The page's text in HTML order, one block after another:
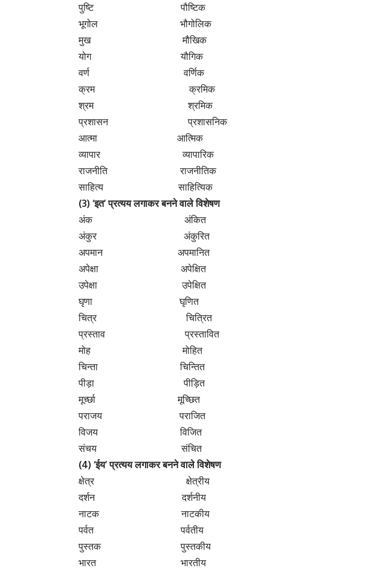
(घ) अव्यय शब्दों से विशेषण- निर्माण
आगे अगला
भीतर भीतरी
पीछे पिछला
नीचे निचला
ऊपर ऊपरी
बाहर बाहरी
(ii)कुछ शब्दों के एक से अधिक भी विशेषण बनते हैं। जैसे
रंग – रंगीन, रंगीला, रंगदार आदि ।
धन – धनी, धनवान, धनवंत, धनाढ्य आदि ।
भाग्य – भाग्यशाली, भाग्यवादी, भाग्यवान, भाग्यहीन आदि ।
बल – बलशाली, बलवान, बलवती, बलहीन, बलवर्धक, बलदार आदि ।
निम्नलिखित शब्दों के विशेषण बनाइए :-
सप्ताह साप्ताहिक
पंजाब पंजाबी
साहित्य साहित्यिक
टिकना टिकाऊ
निंदा निंदनीय
सुख सुखी
पत्थर पत्थरीला
रोग रोगी
प्रमाण प्रामाणिक
पुस्तक पुस्तकीय
बुद्धि बुद्धिमान
ज्ञान ज्ञानी
आधार आधारिक
विधान वैधानिक
खाना खानाबदोश